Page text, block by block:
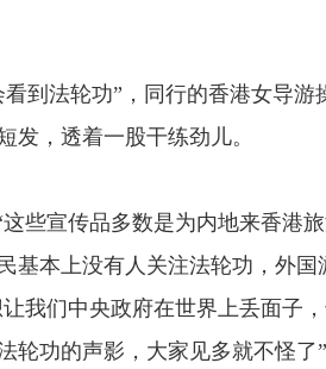
法轮功”，同行的香港女导游
发，透着一股干练劲儿。
宣传品多数是为内地来香港
基本上没有人关注法轮功，外
让我们中央政府在世界上丢面子
功的声影，大家见多就不怪了”